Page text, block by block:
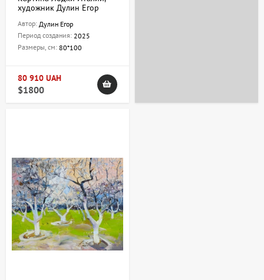
художник Дулин Егор
Автор: Дулин Егор
Период создания: 2025
Размеры, см: 80*100
80 910 UAH
$1800